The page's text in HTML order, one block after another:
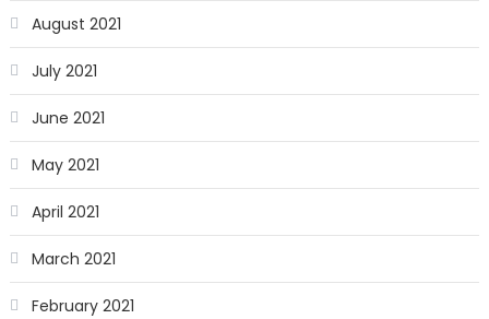
August 2021
July 2021
June 2021
May 2021
April 2021
March 2021
February 2021